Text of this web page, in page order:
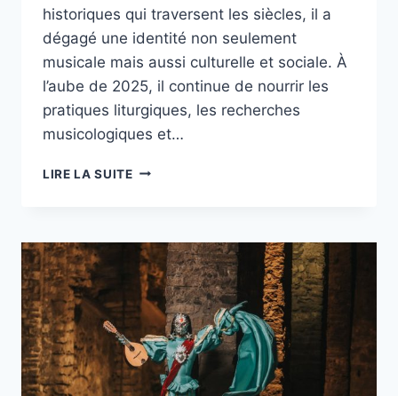
historiques qui traversent les siècles, il a
dégagé une identité non seulement
musicale mais aussi culturelle et sociale. À
l’aube de 2025, il continue de nourrir les
pratiques liturgiques, les recherches
musicologiques et…
LIRE LA SUITECHANT
SPIRITUALITÉ
ET
INFLUENCE
MUSICALE
EN
2025